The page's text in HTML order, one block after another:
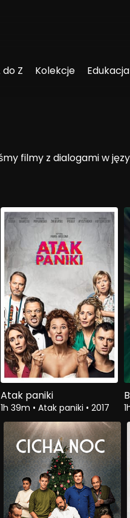
Z Kolekcje Edukacja
filmy z dialogami w
Atak paniki
1h 39m • Atak paniki • 2017